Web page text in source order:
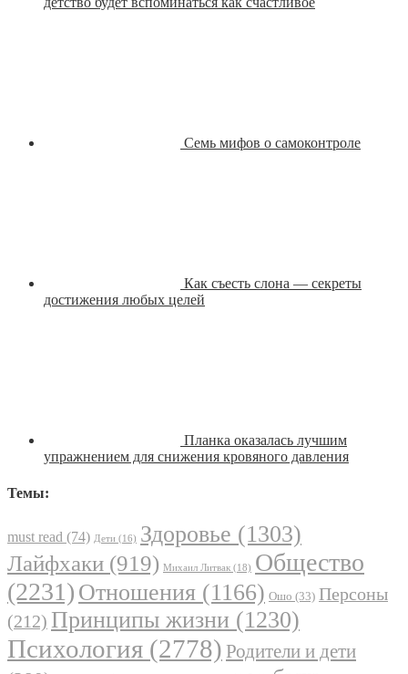
Семь мифов о самоконтроле
Как съесть слона — секреты
достижения любых целей
Планка оказалась лучшим
упражнением для снижения кровяного давления
Темы:
must read (74) Дети (16) Здоровье (1303)
Лайфхаки (919) Михаил Литвак (18) Общество
(2231) Отношения (1166) Ошо (33) Персоны
(212) Принципы жизни (1230)
Психология (2778) Родители и дети